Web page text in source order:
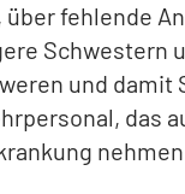
fehlende
Schwestern
und
das